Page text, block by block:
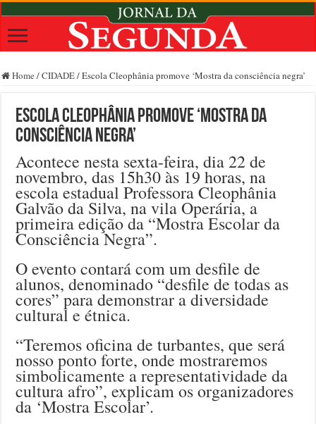
Home /CIDADE/Escola Cleophânia promove ‘Mostra da consciência negra’
Escola Cleophânia promove ‘Mostra da
consciência negra’
Acontece nesta sexta-feira, dia 22 de
novembro, das 15h30 às 19 horas, na
escola estadual Professora Cleophânia
Galvão da Silva, na vila Operária, a
primeira edição da “Mostra Escolar da
Consciência Negra”.
O evento contará com um desfile de
alunos, denominado “desfile de todas as
cores” para demonstrar a diversidade
cultural e étnica.
“Teremos oficina de turbantes, que será
nosso ponto forte, onde mostraremos
simbolicamente a representatividade da
cultura afro”, explicam os organizadores
da ‘Mostra Escolar’.